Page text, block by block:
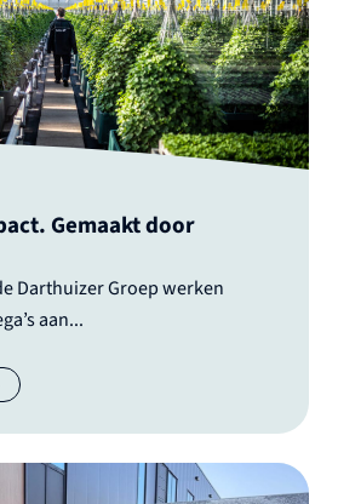
Gemaakt door
Darthuizer Groep werken
aan...